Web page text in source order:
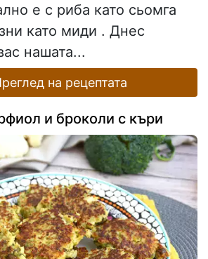
е с риба като сьомга
като миди . Днес
нашата...
на рецептата
и броколи с къри